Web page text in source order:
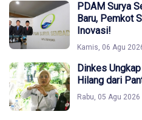
PDAM Surya
Baru, Pemkot
Inovasi!
Kamis, 06 Agu
Dinkes
Hilang dari
Rabu, 05 Agu 2026